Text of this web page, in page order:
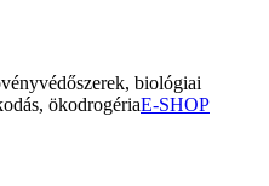
biológiai
ökodrogériaE-SHOP